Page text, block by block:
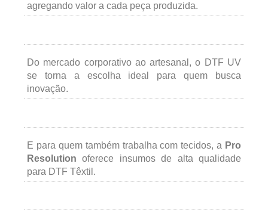
agregando valor a cada peça produzida.
Do mercado corporativo ao artesanal, o DTF UV
se torna a escolha ideal para quem busca
inovação.
E para quem também trabalha com tecidos, a Pro
Resolution oferece insumos de alta qualidade
para DTF Têxtil.